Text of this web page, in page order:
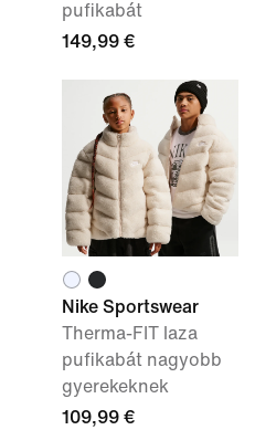
pufikabát
149,99 €
Nike Sportswear
Therma-FIT laza
pufikabát nagyobb
gyerekeknek
109,99 €